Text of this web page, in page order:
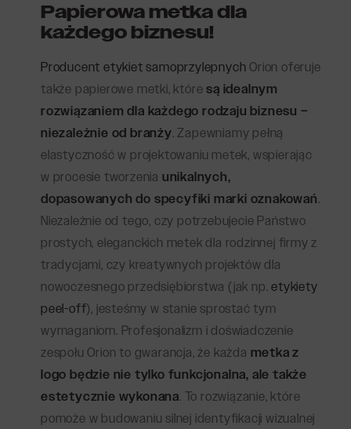
Papierowa metka dla
każdego biznesu!
Producent etykiet samoprzylepnychOrion oferuje
także papierowe metki, któresą idealnym
rozwiązaniem dla każdego rodzaju biznesu –
niezależnie od branży. Zapewniamy pełną
elastyczność w projektowaniu metek, wspierając
w procesie tworzenia unikalnych,
dopasowanych do specyfiki marki oznakowań.
Niezależnie od tego, czy potrzebujecie Państwo
prostych, eleganckich metek dla rodzinnej firmy z
tradycjami, czy kreatywnych projektów dla
nowoczesnego przedsiębiorstwa (jak np.etykiety
peel-off), jesteśmy w stanie sprostać tym
wymaganiom. Profesjonalizm i doświadczenie
zespołu Orion to gwarancja, że każda metka z
logo będzie nie tylko funkcjonalna, ale także
estetycznie wykonana. To rozwiązanie, które
pomoże w budowaniu silnej identyfikacji wizualnej